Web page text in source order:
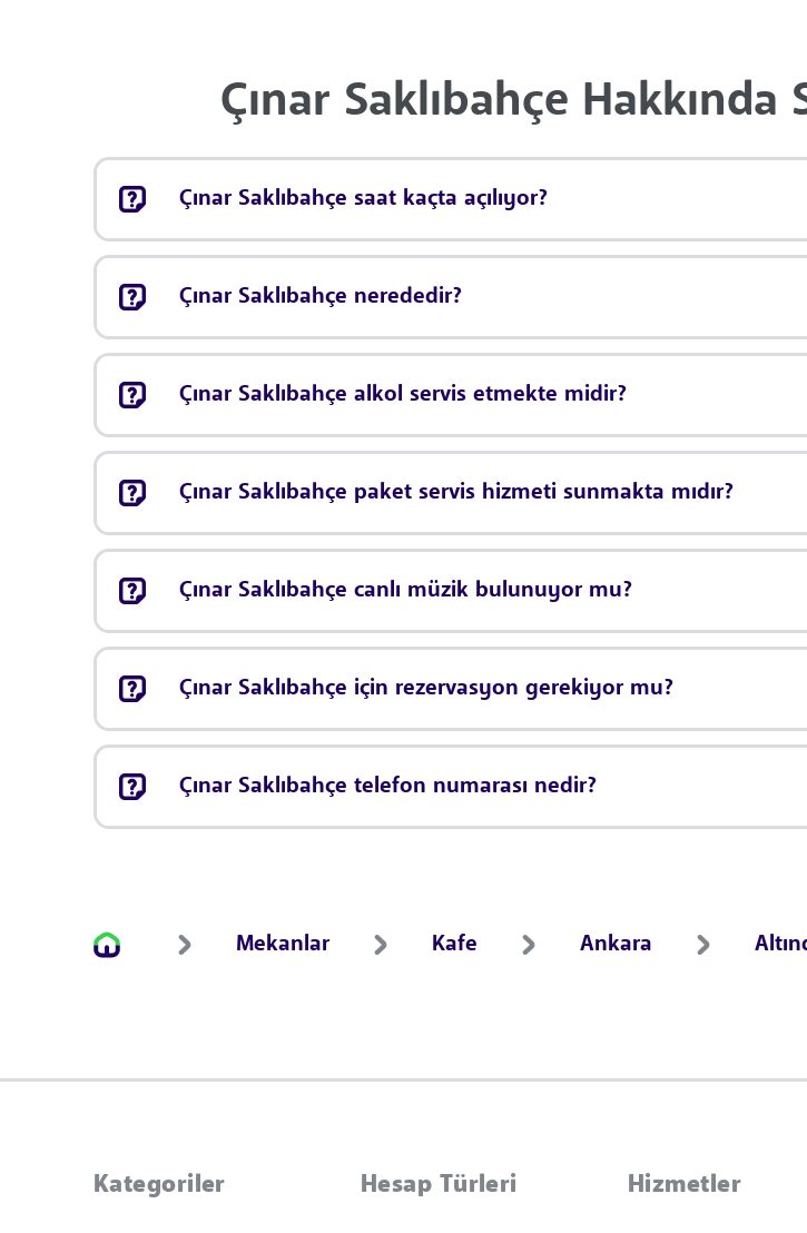
Çınar Saklıbahçe Hakkında
Çınar Saklıbahçe saat kaçta açılıyor?
Çınar Saklıbahçe nerededir?
Çınar Saklıbahçe alkol servis etmekte midir?
Çınar Saklıbahçe paket servis hizmeti sunmakta mıdır?
Çınar Saklıbahçe canlı müzik bulunuyor mu?
Çınar Saklıbahçe için rezervasyon gerekiyor mu?
Çınar Saklıbahçe telefon numarası nedir?
Mekanlar Kafe Ankara
Kategoriler Hesap Türleri Hizmetler